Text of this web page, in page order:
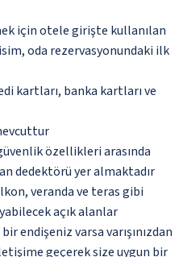
için otele girişte kullanılan
oda rezervasyonundaki ilk
kartları, banka kartları ve
özellikleri arasında
dedektörü yer almaktadır
veranda ve teras gibi
açık alanlar
endişeniz varsa varışınızdan
geçerek size uygun bir